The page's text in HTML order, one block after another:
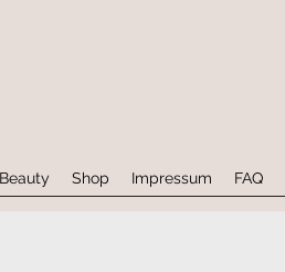
Shop Impressum FAQ